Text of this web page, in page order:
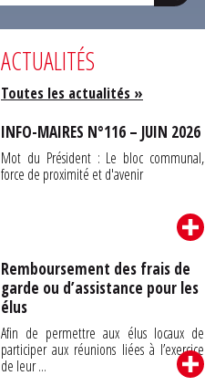
ACTUALITÉS
Toutes les actualités »
INFO-MAIRES N°116 – JUIN 2026
Mot du Président : Le bloc communal,
force de proximité et d'avenir
Remboursement des frais de
garde ou d’assistance pour les
élus
Afin de permettre aux élus locaux de
participer aux réunions liées à l’exercice
de leur ...